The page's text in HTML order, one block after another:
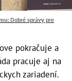
Dobré správy pre
pokračuje a
pracuje aj na
zariadení.